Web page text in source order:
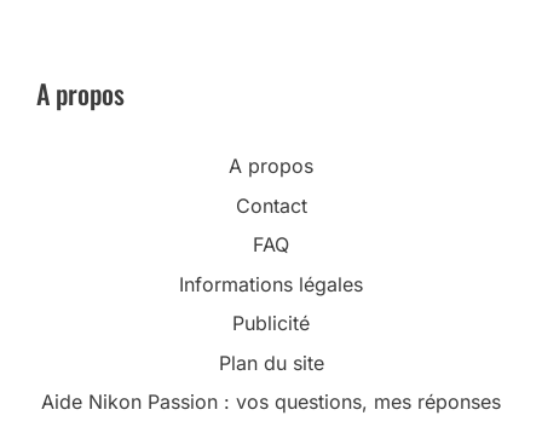
A propos
A propos
Contact
FAQ
Informations légales
Publicité
Plan du site
Aide Nikon Passion : vos questions, mes réponses